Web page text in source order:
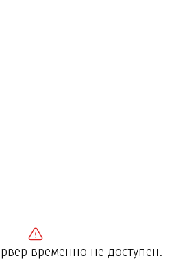
временно не доступен.